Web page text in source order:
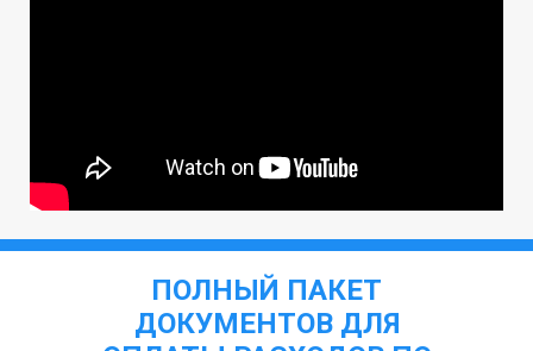
ПОЛНЫЙ ПАКЕТ
ДОКУМЕНТОВ ДЛЯ